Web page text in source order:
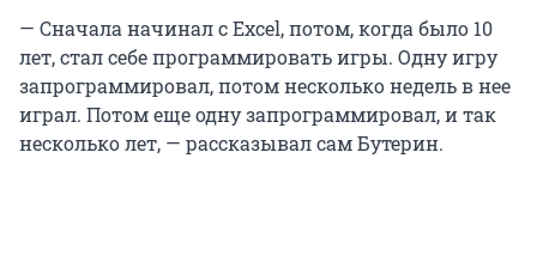
— Сначала начинал с Excel, потом, когда было 10
лет, стал себе программировать игры. Одну игру
запрограммировал, потом несколько недель в нее
играл. Потом еще одну запрограммировал, и так
несколько лет, — рассказывал сам Бутерин.